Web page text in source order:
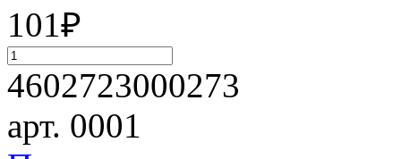
101₽
4602723000273
арт. 0001